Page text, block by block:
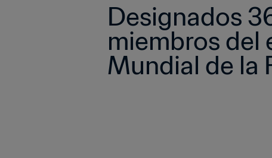
Designados
miembros del
Mundial de la